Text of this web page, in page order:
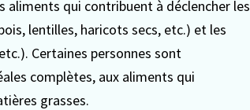
qui contribuent à déclencher les
lentilles, haricots secs, etc.) et les
Certaines personnes sont
complètes, aux aliments qui
grasses.